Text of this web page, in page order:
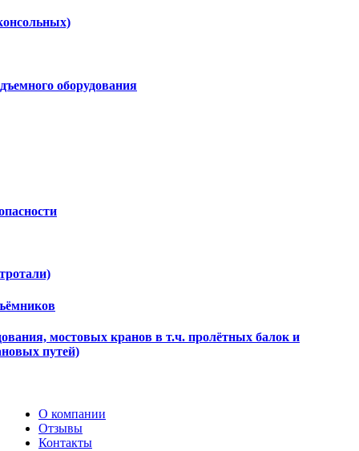
оборудования
мостовых кранов в т.ч. пролётных балок и
путей)
О компании
Отзывы
Контакты